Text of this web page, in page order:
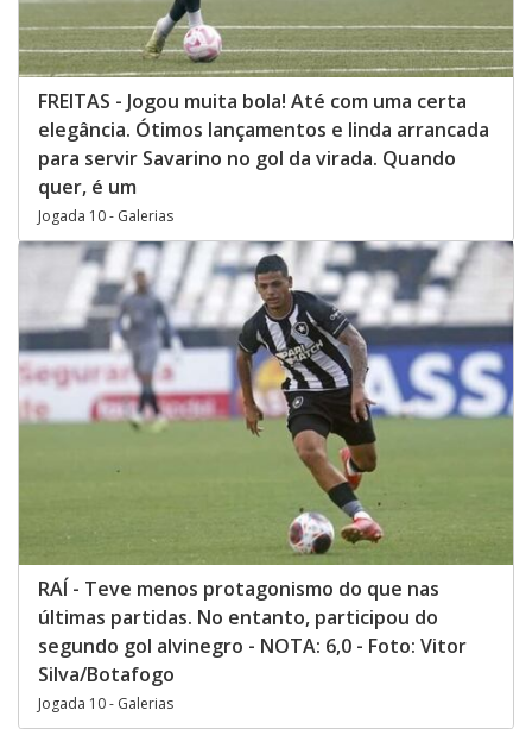
FREITAS - Jogou muita bola! Até com uma certa
elegância. Ótimos lançamentos e linda arrancada
para servir Savarino no gol da virada. Quando
quer, é um
Jogada 10 - Galerias
RAÍ - Teve menos protagonismo do que nas
últimas partidas. No entanto, participou do
segundo gol alvinegro - NOTA: 6,0 - Foto: Vitor
Silva/Botafogo
Jogada 10 - Galerias